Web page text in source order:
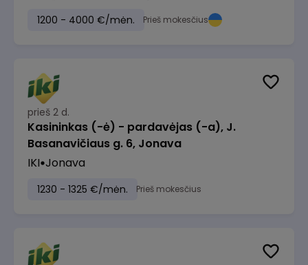
1200 - 4000 €/mėn. Prieš mokesčius
prieš 2 d.
Kasininkas (-ė) - pardavėjas (-a), J.
Basanavičiaus g. 6, Jonava
IKI Jonava
1230 - 1325 €/mėn. Prieš mokesčius